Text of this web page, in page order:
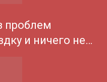
проблем
и ничего не…